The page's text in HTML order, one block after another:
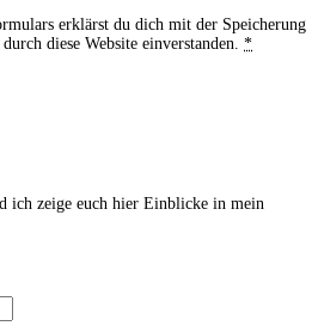
erklärst du dich mit der Speicherung
diese Website einverstanden. *
ich zeige euch hier Einblicke in mein